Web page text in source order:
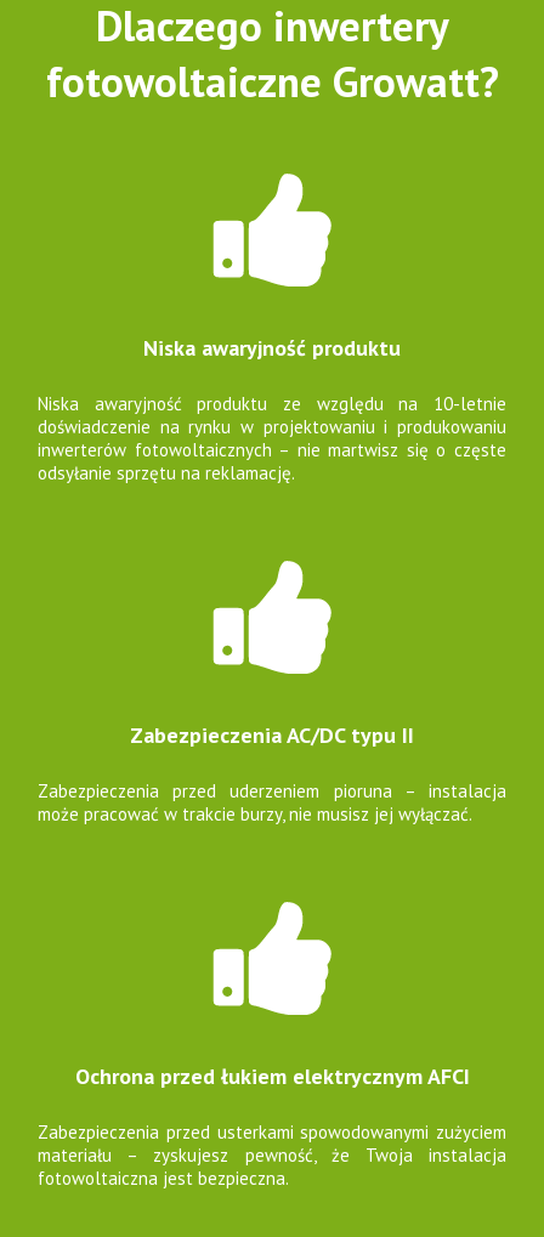
Dlaczego inwertery
fotowoltaiczne Growatt?
Niska awaryjność produktu
Niska awaryjność produktu ze względu na 10-letnie
doświadczenie na rynku w projektowaniu i produkowaniu
inwerterów fotowoltaicznych – nie martwisz się o częste
odsyłanie sprzętu na reklamację.
Zabezpieczenia AC/DC typu II
Zabezpieczenia przed uderzeniem pioruna – instalacja
może pracować w trakcie burzy, nie musisz jej wyłączać.
Ochrona przed łukiem elektrycznym AFCI
Zabezpieczenia przed usterkami spowodowanymi zużyciem
materiału – zyskujesz pewność, że Twoja instalacja
fotowoltaiczna jest bezpieczna.